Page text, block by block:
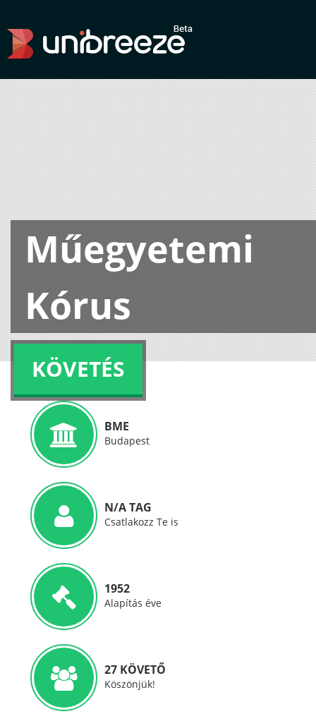
Műegyetemi
Kórus
KÖVETÉS
BME
Budapest
N/A TAG
Csatlakozz Te is
1952
Alapítás éve
27 KÖVETŐ
Köszönjük!